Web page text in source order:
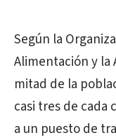
Según la
Alimentación y la
mitad de la
casi tres de cada
a un puesto de